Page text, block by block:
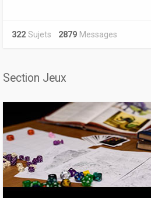
322 Sujets 2879 Messages
Section Jeux